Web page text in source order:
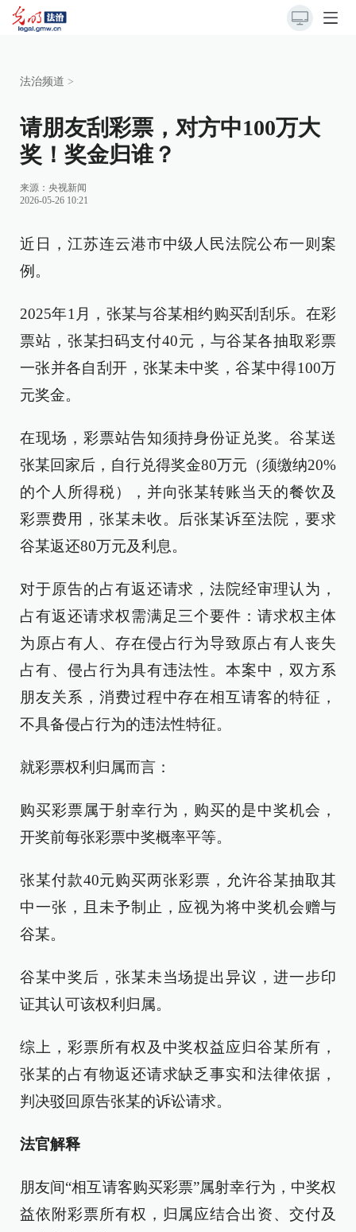
法治频道 >
请朋友刮彩票，对方中100万大
奖！奖金归谁？
来源： 央视新闻
2026-05-26 10:21
近日，江苏连云港市中级人民法院公布一则案
例。
2025年1月，张某与谷某相约购买刮刮乐。在彩
票站，张某扫码支付40元，与谷某各抽取彩票
一张并各自刮开，张某未中奖，谷某中得100万
元奖金。
在现场，彩票站告知须持身份证兑奖。谷某送
张某回家后，自行兑得奖金80万元（须缴纳20%
的个人所得税），并向张某转账当天的餐饮及
彩票费用，张某未收。后张某诉至法院，要求
谷某返还80万元及利息。
对于原告的占有返还请求，法院经审理认为，
占有返还请求权需满足三个要件：请求权主体
为原占有人、存在侵占行为导致原占有人丧失
占有、侵占行为具有违法性。本案中，双方系
朋友关系，消费过程中存在相互请客的特征，
不具备侵占行为的违法性特征。
就彩票权利归属而言：
购买彩票属于射幸行为，购买的是中奖机会，
开奖前每张彩票中奖概率平等。
张某付款40元购买两张彩票，允许谷某抽取其
中一张，且未予制止，应视为将中奖机会赠与
谷某。
谷某中奖后，张某未当场提出异议，进一步印
证其认可该权利归属。
综上，彩票所有权及中奖权益应归谷某所有，
张某的占有物返还请求缺乏事实和法律依据，
判决驳回原告张某的诉讼请求。
法官解释
朋友间“相互请客购买彩票”属射幸行为，中奖权
益依附彩票所有权，归属应结合出资、交付及